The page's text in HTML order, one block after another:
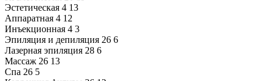
Эстетическая 4 13
Аппаратная 4 12
Инъекционная 4 3
Эпиляция и депиляция 26 6
Лазерная эпиляция 28 6
Массаж 26 13
Спа 26 5